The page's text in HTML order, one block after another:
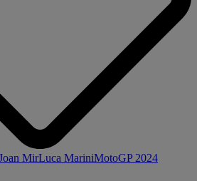
MirLuca MariniMotoGP 2024